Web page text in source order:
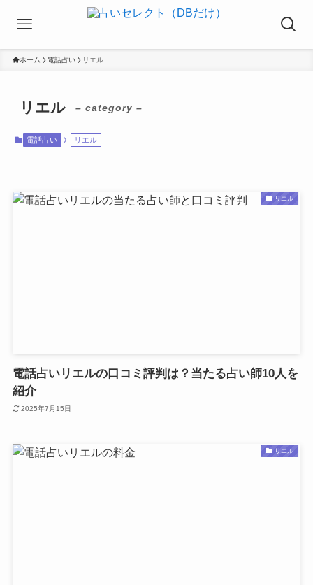
ホーム 電話占い リエル
リエル – category –
電話占い リエル
リエル
電話占いリエルの口コミ評判は？当たる占い師10人を
紹介
2025年7月15日
リエル